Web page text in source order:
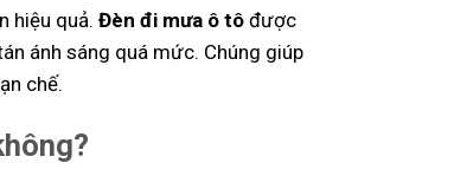
hiệu quả. Đèn đi mưa ô tô được
ánh sáng quá mức. Chúng giúp
chế.